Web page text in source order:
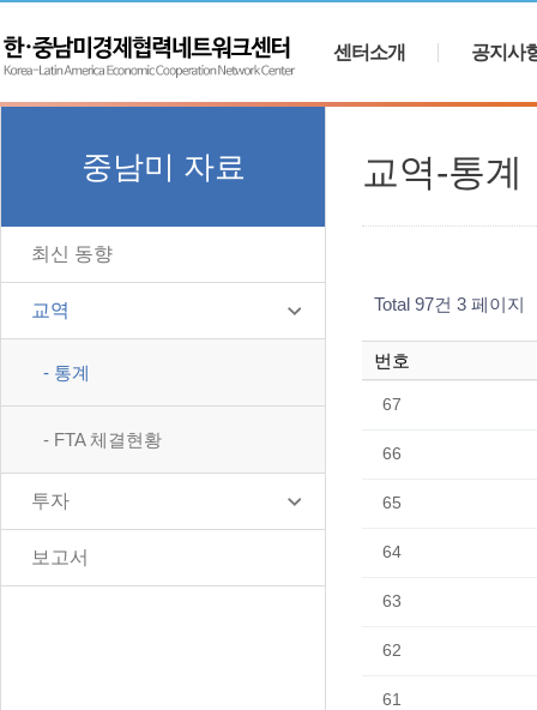
센터소개 공지사
중남미 자료
최신 동향
교역
- 통계
- FTA 체결현황
투자
보고서
교역-통계
Total 97건 3 페이지
번호
67
66
65
64
63
62
61